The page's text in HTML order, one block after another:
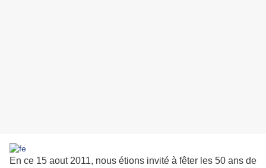
En ce 15 aout 2011, nous étions invité à fêter les 50 ans de